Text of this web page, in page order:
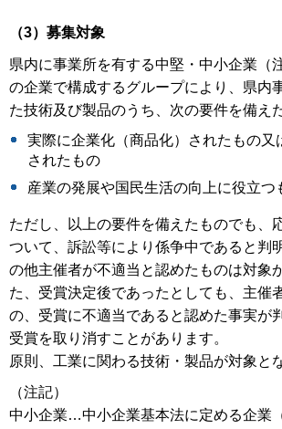
（3）募集対象
県内に事業所を有する中堅・中小企業（
の企業で構成するグループにより、県内
た技術及び製品のうち、次の要件を備え
実際に企業化（商品化）されたもの又
されたもの
産業の発展や国民生活の向上に役立つ
ただし、以上の要件を備えたものでも、
ついて、訴訟等により係争中であると判
の他主催者が不適当と認めたものは対象
た、受賞決定後であったとしても、主催
の、受賞に不適当であると認めた事実が
受賞を取り消すことがあります。
原則、工業に関わる技術・製品が対象と
（注記）
中小企業…中小企業基本法に定める企業